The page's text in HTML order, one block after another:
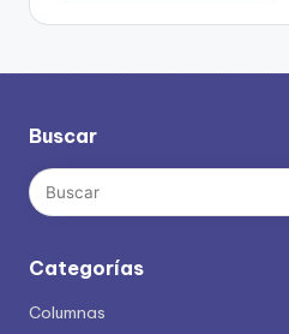
Buscar
Categorías
Columnas